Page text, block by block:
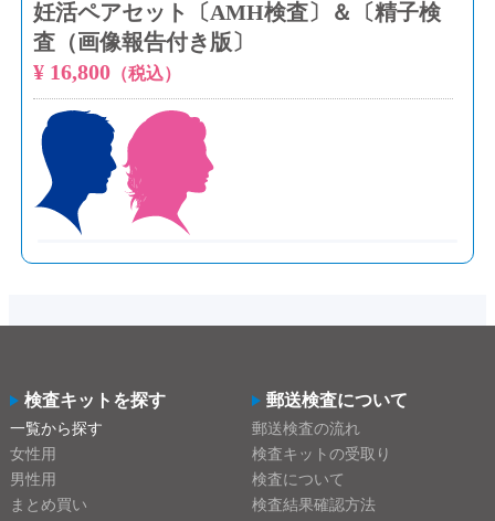
妊活ペアセット〔AMH検査〕＆〔精子検
査（画像報告付き版〕
¥ 16,800（税込）
検査キットを探す
一覧から探す
女性用
男性用
まとめ買い
郵送検査について
郵送検査の流れ
検査キットの受取り
検査について
検査結果確認方法